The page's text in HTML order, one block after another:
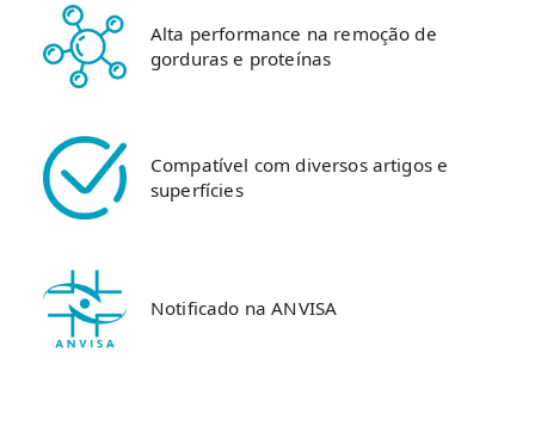
Alta performance na remoção de
gorduras e proteínas
Compatível com diversos artigos e
superfícies
Notificado na ANVISA